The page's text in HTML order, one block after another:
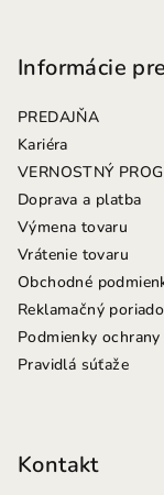
Informácie
PREDAJŇA
Kariéra
VERNOSTNÝ
Doprava a platba
Výmena tovaru
Vrátenie tovaru
Obchodné
Reklamačný
Podmienky
Pravidlá súťaže
Kontakt